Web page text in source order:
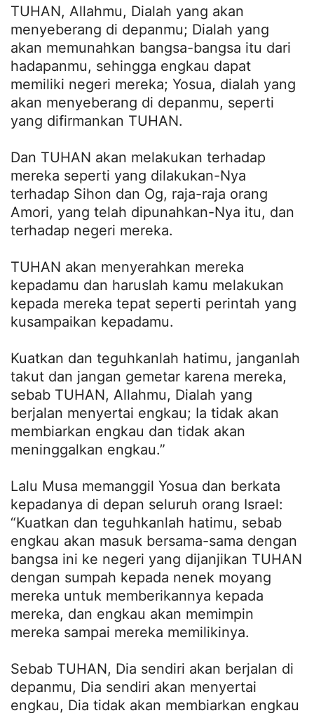
TUHAN, Allahmu, Dialah yang akan
menyeberang di depanmu; Dialah yang
akan memunahkan bangsa-bangsa itu dari
hadapanmu, sehingga engkau dapat
memiliki negeri mereka; Yosua, dialah yang
akan menyeberang di depanmu, seperti
yang difirmankan TUHAN.
Dan TUHAN akan melakukan terhadap
mereka seperti yang dilakukan-Nya
terhadap Sihon dan Og, raja-raja orang
Amori, yang telah dipunahkan-Nya itu, dan
terhadap negeri mereka.
TUHAN akan menyerahkan mereka
kepadamu dan haruslah kamu melakukan
kepada mereka tepat seperti perintah yang
kusampaikan kepadamu.
Kuatkan dan teguhkanlah hatimu, janganlah
takut dan jangan gemetar karena mereka,
sebab TUHAN, Allahmu, Dialah yang
berjalan menyertai engkau; Ia tidak akan
membiarkan engkau dan tidak akan
meninggalkan engkau.”
Lalu Musa memanggil Yosua dan berkata
kepadanya di depan seluruh orang Israel:
“Kuatkan dan teguhkanlah hatimu, sebab
engkau akan masuk bersama-sama dengan
bangsa ini ke negeri yang dijanjikan TUHAN
dengan sumpah kepada nenek moyang
mereka untuk memberikannya kepada
mereka, dan engkau akan memimpin
mereka sampai mereka memilikinya.
Sebab TUHAN, Dia sendiri akan berjalan di
depanmu, Dia sendiri akan menyertai
engkau, Dia tidak akan membiarkan engkau